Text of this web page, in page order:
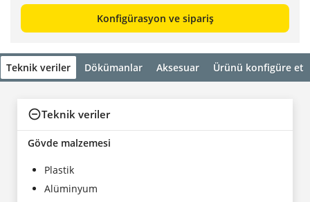
Konfigürasyon ve sipariş
Teknik veriler Dökümanlar Aksesuar Ürünü konfigüre et
Teknik veriler
Gövde malzemesi
Plastik
Alüminyum